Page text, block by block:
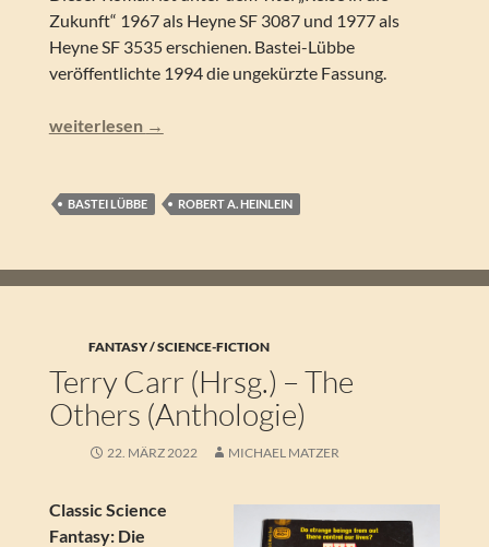
Zukunft“ 1967 als Heyne SF 3087 und 1977 als
Heyne SF 3535 erschienen. Bastei-Lübbe
veröffentlichte 1994 die ungekürzte Fassung.
Robert A. Heinlein – Farnhams Oase. Sechs Amerikaner
weiterlesen →
BASTEI LÜBBE ROBERT A. HEINLEIN
FANTASY / SCIENCE-FICTION
Terry Carr (Hrsg.) – The
Others (Anthologie)
22. MÄRZ 2022 MICHAEL MATZER
Classic Science
Fantasy: Die